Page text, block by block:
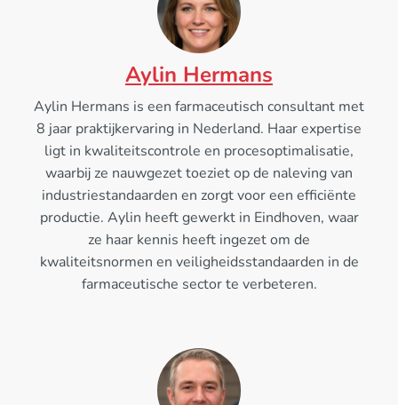
Aylin Hermans
Aylin Hermans is een farmaceutisch consultant met
8 jaar praktijkervaring in Nederland. Haar expertise
ligt in kwaliteitscontrole en procesoptimalisatie,
waarbij ze nauwgezet toeziet op de naleving van
industriestandaarden en zorgt voor een efficiënte
productie. Aylin heeft gewerkt in Eindhoven, waar
ze haar kennis heeft ingezet om de
kwaliteitsnormen en veiligheidsstandaarden in de
farmaceutische sector te verbeteren.